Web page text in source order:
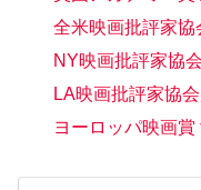
全米映画批評家協
NY映画批評家協会
LA映画批評家協会
ヨーロッパ映画賞